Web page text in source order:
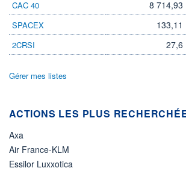
Non éligible
Boursobank
CAC 40 8 714,93
SPACEX 133,11
2CRSI 27,6
Gérer mes listes
ACTIONS LES PLUS
Axa
Air France-KLM
Essilor Luxxotica